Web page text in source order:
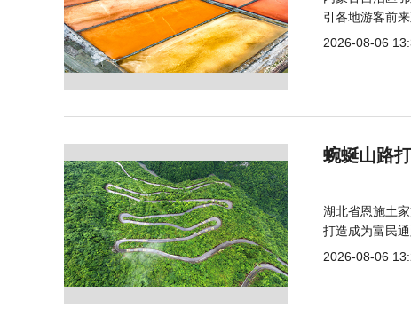
引各地游客前来
2026-08-06
蜿蜒山路
湖北省恩施土
打造成为富民通
2026-08-06